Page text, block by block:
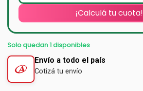
¡Calculá tu cuota!
Solo quedan 1 disponibles
Envío a todo el país
Cotizá tu envío